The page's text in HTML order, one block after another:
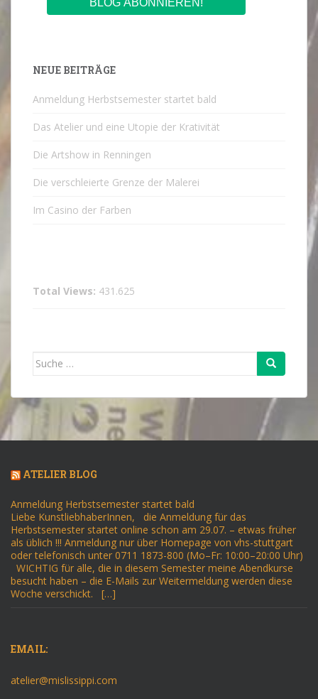
NEUE BEITRÄGE
Anmeldung Herbstsemester startet bald
Das Atelier und eine Utopie der Krativität
Die Artshow in Renningen
Die verschleierte Grenze der Malerei
Im Casino der Farben
Total Views: 431.625
Suche
ATELIER BLOG
Anmeldung Herbstsemester startet bald
Liebe KunstliebhaberInnen, die Anmeldung für das
Herbstsemester startet online schon am 29.07. – etwas früher
als üblich !!! Anmeldung nur über Homepage von vhs-stuttgart
oder telefonisch unter 0711 1873-800 (Mo–Fr: 10:00–20:00 Uhr)
WICHTIG für alle, die in diesem Semester meine Abendkurse
besucht haben – die E-Mails zur Weitermeldung werden diese
Woche verschickt. […]
EMAIL:
atelier@mislissippi.com